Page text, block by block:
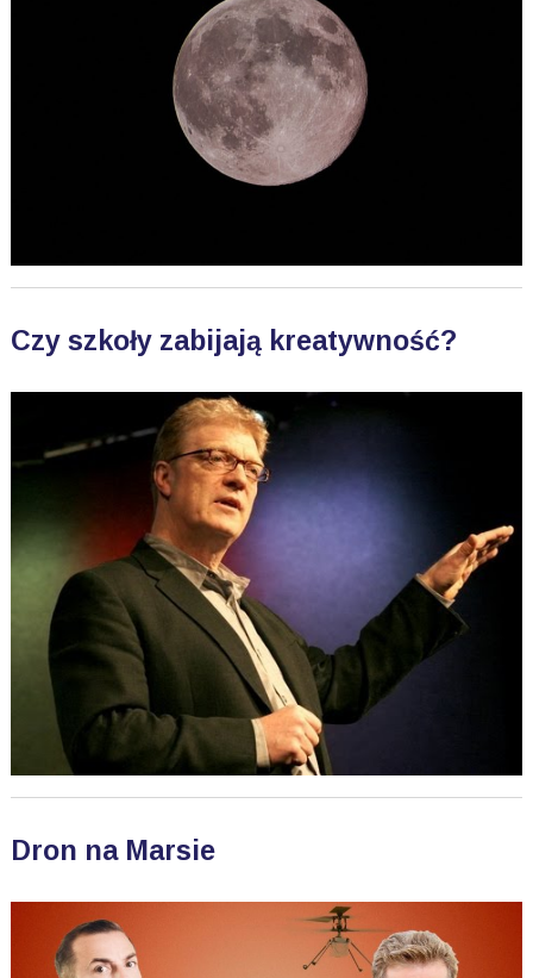
Czy szkoły zabijają kreatywność?
Dron na Marsie